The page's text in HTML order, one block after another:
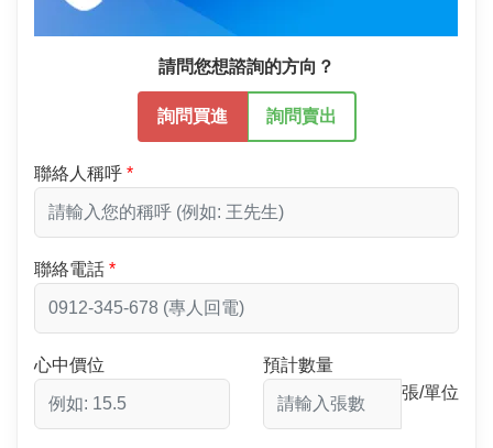
請問您想諮詢的方向？
詢問買進 詢問賣出
聯絡人稱呼
聯絡電話
心中價位
預計數量
張/單位